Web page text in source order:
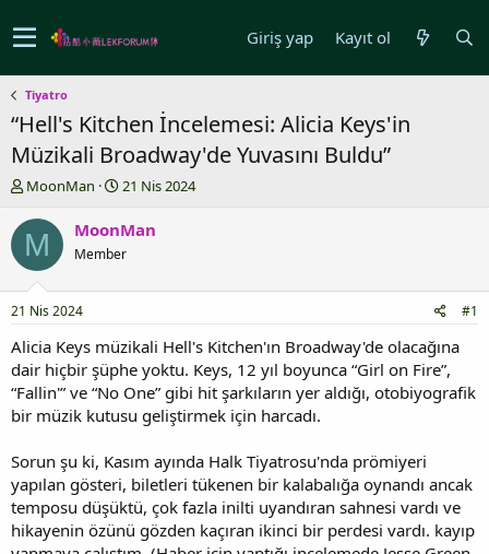
Giriş yap Kayıt ol
Tiyatro
“Hell's Kitchen İncelemesi: Alicia Keys'in
Müzikali Broadway'de Yuvasını Buldu”
K
n
u
y
b
a
ş
a
t
a
MoonMan
B
ş
a
ç
t
a
r
i
i
21 Nis 2024
M MoonMan
Member
21 Nis 2024 #1
Alicia Keys müzikali Hell's Kitchen'ın Broadway'de olacağına
dair hiçbir şüphe yoktu. Keys, 12 yıl boyunca “Girl on Fire”,
“Fallin'” ve “No One” gibi hit şarkıların yer aldığı, otobiyografik
bir müzik kutusu geliştirmek için harcadı.
Sorun şu ki, Kasım ayında Halk Tiyatrosu'nda prömiyeri
yapılan gösteri, biletleri tükenen bir kalabalığa oynandı ancak
temposu düşüktü, çok fazla inilti uyandıran sahnesi vardı ve
hikayenin özünü gözden kaçıran ikinci bir perdesi vardı. kayıp